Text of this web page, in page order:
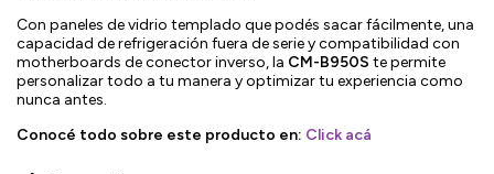
Con paneles de vidrio templado que podés sacar fácilmente, una
capacidad de refrigeración fuera de serie y compatibilidad con
motherboards de conector inverso, la CM-B950S te permite
personalizar todo a tu manera y optimizar tu experiencia como
nunca antes.
Conocé todo sobre este producto en: Click acá